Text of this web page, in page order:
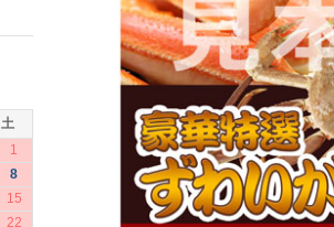
土
1
8
15
22